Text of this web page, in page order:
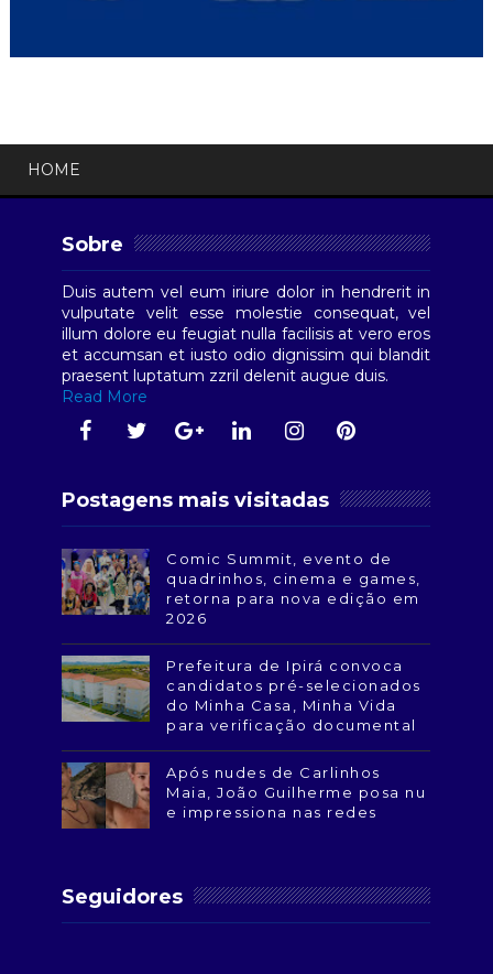
HOME
Sobre
Duis autem vel eum iriure dolor in hendrerit in
vulputate velit esse molestie consequat, vel
illum dolore eu feugiat nulla facilisis at vero eros
et accumsan et iusto odio dignissim qui blandit
praesent luptatum zzril delenit augue duis.
Read More
Postagens mais visitadas
Comic Summit, evento de
quadrinhos, cinema e games,
retorna para nova edição em
2026
Prefeitura de Ipirá convoca
candidatos pré-selecionados
do Minha Casa, Minha Vida
para verificação documental
Após nudes de Carlinhos
Maia, João Guilherme posa nu
e impressiona nas redes
Seguidores